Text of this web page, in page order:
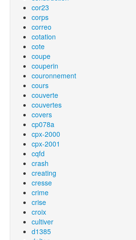
cor23
corps
correo
cotation
cote
coupe
couperin
couronnement
cours
couverte
couvertes
covers
cp078a
cpx-2000
cpx-2001
cqfd
crash
creating
cresse
crime
crise
croix
cultiver
d1385